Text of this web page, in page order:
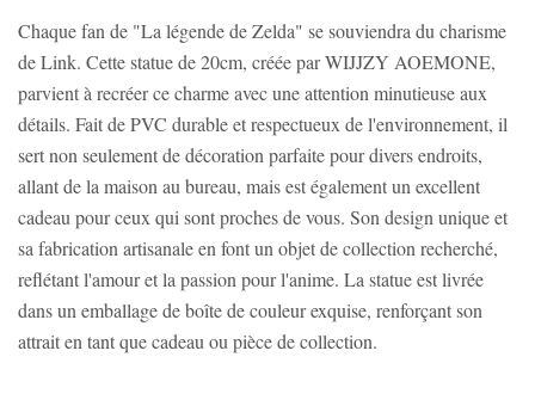
Chaque fan de "La légende de Zelda" se souviendra du charisme
de Link. Cette statue de 20cm, créée par WIJJZY AOEMONE,
parvient à recréer ce charme avec une attention minutieuse aux
détails. Fait de PVC durable et respectueux de l'environnement, il
sert non seulement de décoration parfaite pour divers endroits,
allant de la maison au bureau, mais est également un excellent
cadeau pour ceux qui sont proches de vous. Son design unique et
sa fabrication artisanale en font un objet de collection recherché,
reflétant l'amour et la passion pour l'anime. La statue est livrée
dans un emballage de boîte de couleur exquise, renforçant son
attrait en tant que cadeau ou pièce de collection.